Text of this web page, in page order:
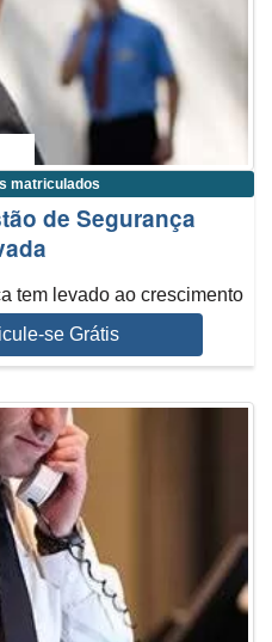
matriculados
de Segurança
tem levado ao crescimento
de ...
se Grátis